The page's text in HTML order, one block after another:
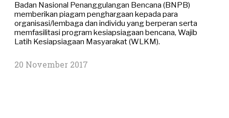
Badan Nasional Penanggulangan Bencana (BNPB)
memberikan piagam penghargaan kepada para
organisasi/lembaga dan individu yang berperan serta
memfasilitasi program kesiapsiagaan bencana, Wajib
Latih Kesiapsiagaan Masyarakat (WLKM).
20 November 2017